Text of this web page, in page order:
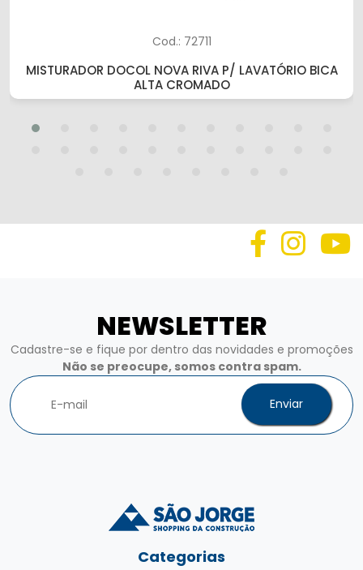
Cod.: 72711
MISTURADOR DOCOL NOVA RIVA P/ LAVATÓRIO BICA
ALTA CROMADO
NEWSLETTER
Cadastre-se e fique por dentro das novidades e promoções
Não se preocupe, somos contra spam.
Enviar
Categorias